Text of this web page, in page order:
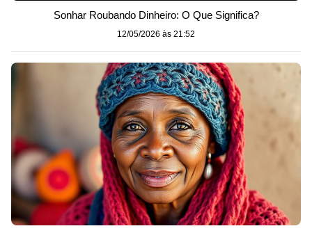
Sonhar Roubando Dinheiro: O Que Significa?
12/05/2026 às 21:52